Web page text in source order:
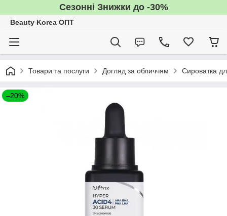
Сезонні Знижки до -30%
Beauty Korea ОПТ
Товари та послуги Догляд за обличчям Сироватка
–20%